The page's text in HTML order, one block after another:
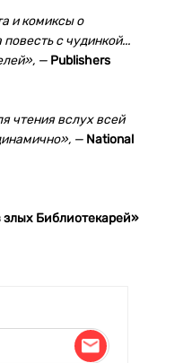
и комиксы о
с чудинкой...
— Publishers
чтения вслух всей
— National
злых Библиотекарей»